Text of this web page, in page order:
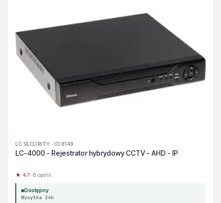
LC SECURITY · ID 8149
LC-4000 - Rejestrator hybrydowy CCTV - AHD - IP
★ 4.7· 8 opinii
Dostępny
Wysyłka 24h